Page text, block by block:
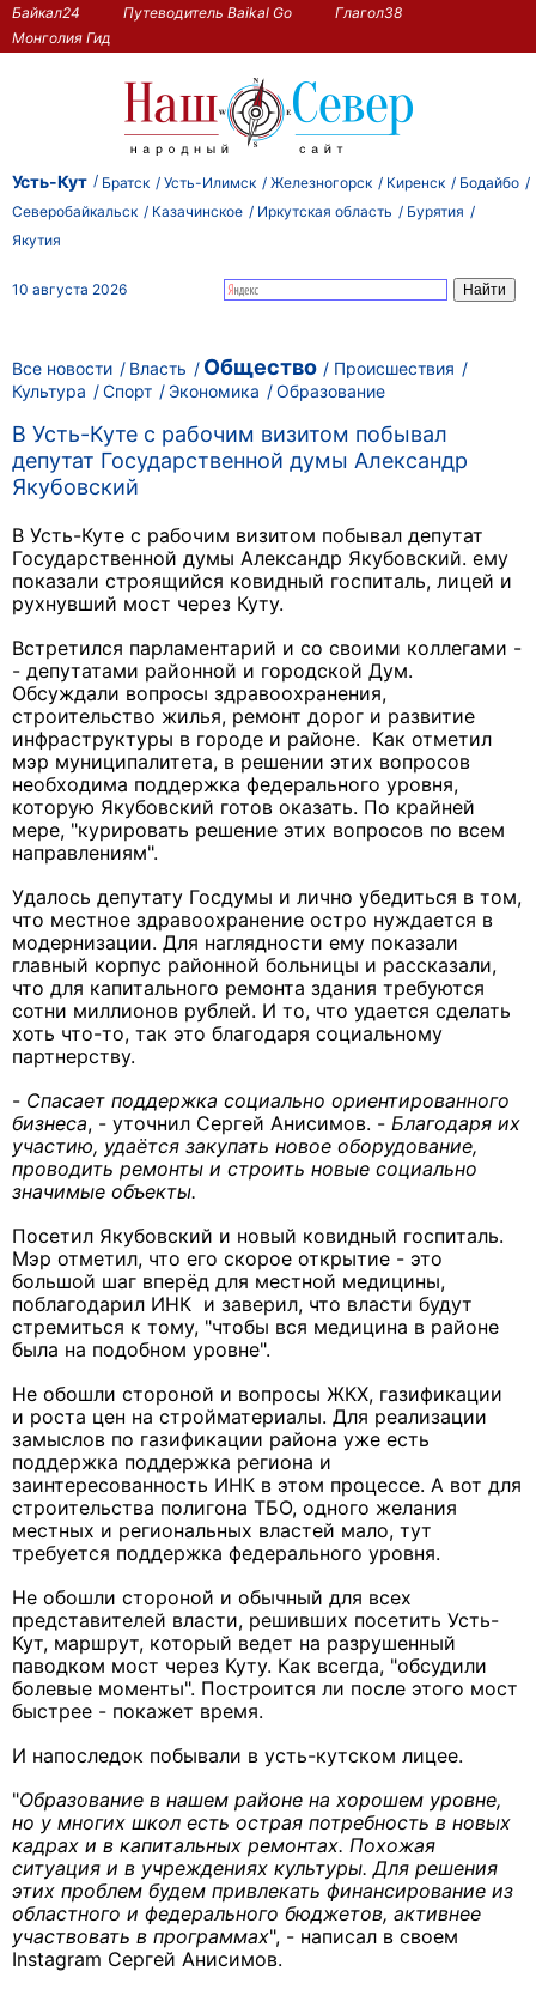
Байкал24 Путеводитель Baikal Go
Глагол38
Монголия Гид
Усть-Кут Братск Усть-Илимск Железногорск Киренск
Бодайбо
Северобайкальск
Казачинское Иркутская область
Бурятия
Якутия
10 августа 2026
Все новости Власть Общество
Происшествия
Культура
Спорт Экономика Образование
В Усть-Куте с рабочим визитом побывал
депутат Государственной думы Александр
Якубовский
В Усть-Куте с рабочим визитом побывал депутат
Государственной думы Александр Якубовский. ему
показали строящийся ковидный госпиталь, лицей и
рухнувший мост через Куту.
Встретился парламентарий и со своими коллегами -
- депутатами районной и городской Дум.
Обсуждали вопросы здравоохранения,
строительство жилья, ремонт дорог и развитие
инфраструктуры в городе и районе. Как отметил
мэр муниципалитета, в решении этих вопросов
необходима поддержка федерального уровня,
которую Якубовский готов оказать. По крайней
мере, "курировать решение этих вопросов по всем
направлениям".
Удалось депутату Госдумы и лично убедиться в том,
что местное здравоохранение остро нуждается в
модернизации. Для наглядности ему показали
главный корпус районной больницы и рассказали,
что для капитального ремонта здания требуются
сотни миллионов рублей. И то, что удается сделать
хоть что-то, так это благодаря социальному
партнерству.
- Спасает поддержка социально ориентированного
бизнеса, - уточнил Сергей Анисимов. - Благодаря их
участию, удаётся закупать новое оборудование,
проводить ремонты и строить новые социально
значимые объекты.
Посетил Якубовский и новый ковидный госпиталь.
Мэр отметил, что его скорое открытие - это
большой шаг вперёд для местной медицины,
поблагодарил ИНК и заверил, что власти будут
стремиться к тому, "чтобы вся медицина в районе
была на подобном уровне".
Не обошли стороной и вопросы ЖКХ, газификации
и роста цен на стройматериалы. Для реализации
замыслов по газификации района уже есть
поддержка поддержка региона и
заинтересованность ИНК в этом процессе. А вот для
строительства полигона ТБО, одного желания
местных и региональных властей мало, тут
требуется поддержка федерального уровня.
Не обошли стороной и обычный для всех
представителей власти, решивших посетить Усть-
Кут, маршрут, который ведет на разрушенный
паводком мост через Куту. Как всегда, "обсудили
болевые моменты". Построится ли после этого мост
быстрее - покажет время.
И напоследок побывали в усть-кутском лицее.
"Образование в нашем районе на хорошем уровне,
но у многих школ есть острая потребность в новых
кадрах и в капитальных ремонтах. Похожая
ситуация и в учреждениях культуры. Для решения
этих проблем будем привлекать финансирование из
областного и федерального бюджетов, активнее
участвовать в программах", - написал в своем
Instagram Сергей Анисимов.